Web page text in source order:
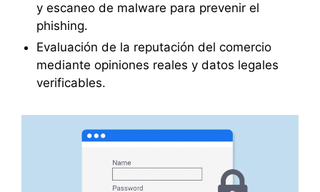
y escaneo de malware para prevenir el
phishing.
Evaluación de la reputación del comercio
mediante opiniones reales y datos legales
verificables.